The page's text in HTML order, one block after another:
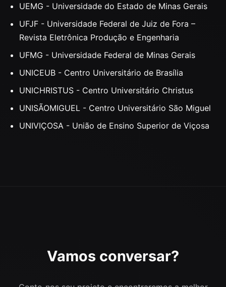
UEMG - Universidade do Estado de Minas Gerais
UFJF - Universidade Federal de Juiz de Fora –
Revista Eletrônica Produção e Engenharia
UFMG - Universidade Federal de Minas Gerais
UNICEUB - Centro Universitário de Brasília
UNICHRISTUS - Centro Universitário Christus
UNISÃOMIGUEL - Centro Universitário São Miguel
UNIVIÇOSA - União de Ensino Superior de Viçosa
Vamos conversar?